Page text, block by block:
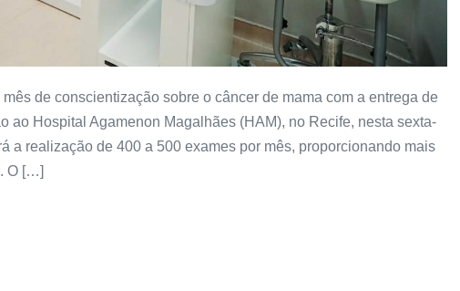
de conscientização sobre o câncer de mama com a entrega de
ao Hospital Agamenon Magalhães (HAM), no Recife, nesta sexta-
a realização de 400 a 500 exames por mês, proporcionando mais
O […]